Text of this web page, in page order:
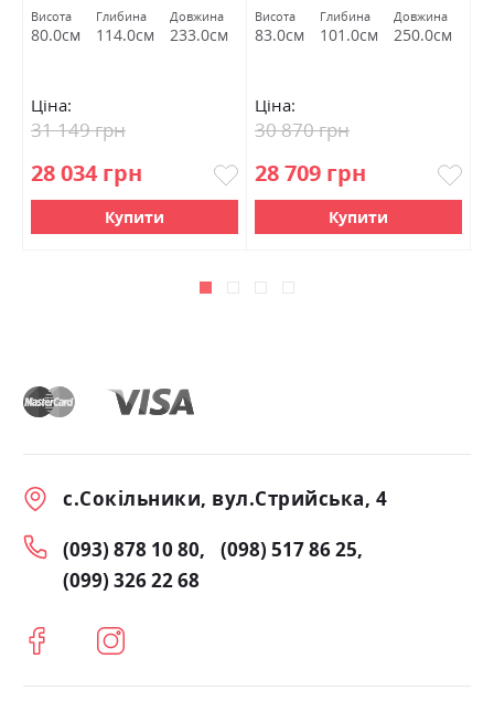
Висота
80.0см
Глибина
114.0см
Довжина
233.0см
Ціна:
28 034 грн
31 149 грн
Купити
Висота
83.0см
Глибина
101.0см
Довжина
250.0см
Ціна:
28 709 грн
30 870 грн
Купити
с.Сокільники, вул.Стрийська, 4
(093) 878 10 80
(098) 517 86 25
(099) 326 22 68